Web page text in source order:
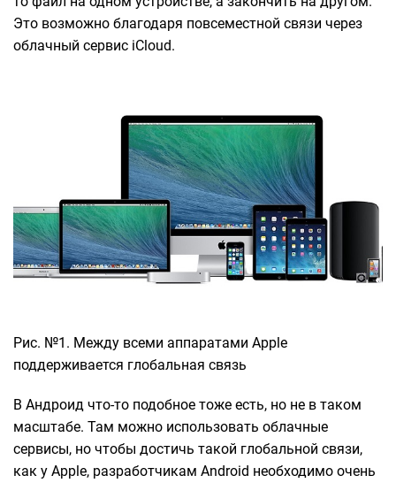
Это возможно благодаря повсеместной связи через
облачный сервис iCloud.
Рис. №1. Между всеми аппаратами Apple
поддерживается глобальная связь
В Андроид что-то подобное тоже есть, но не в таком
масштабе. Там можно использовать облачные
сервисы, но чтобы достичь такой глобальной связи,
как у Apple, разработчикам Android необходимо очень